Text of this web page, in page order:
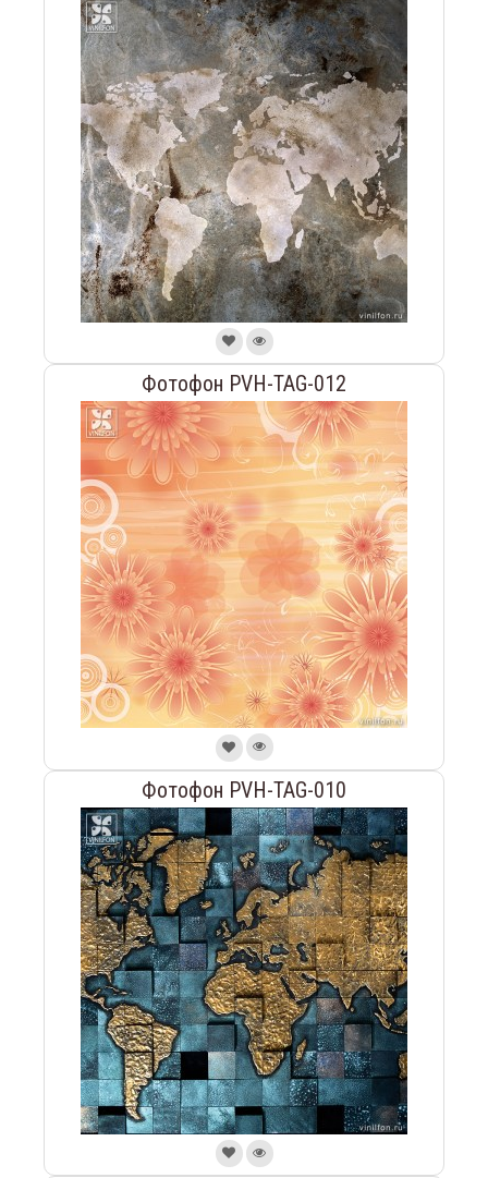
Фотофон PVH-TAG-012
Фотофон PVH-TAG-010